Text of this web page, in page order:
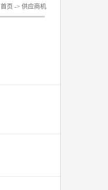
首页 -> 供应商机